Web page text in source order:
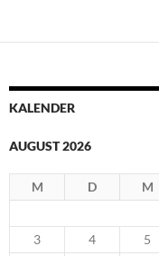
KALENDER
AUGUST 2026
M D M
3
4 5